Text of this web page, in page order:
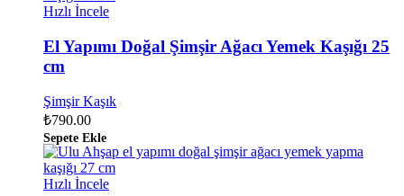
Hızlı İncele
El Yapımı Doğal Şimşir Ağacı Yemek Kaşığı 25
cm
Şimşir Kaşık
₺790.00
Sepete Ekle
Hızlı İncele